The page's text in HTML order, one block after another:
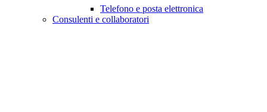
Telefono e posta elettronica
Consulenti e collaboratori